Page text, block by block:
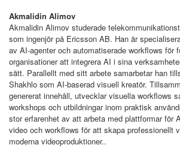
Akmalidin Alimov
Akmalidin Alimov studerade
som ingenjör på Ericsson AB. Han är
av AI-agenter och automatiserade workflows för
organisationer att integrera AI i sina
sätt. Parallellt med sitt arbete samarbetar han
Shakhlo som AI-baserad visuell kreatör.
genererat innehåll, utvecklar visuella workflows
workshops och utbildningar inom praktisk
stor erfarenhet av att arbeta med plattformar för
video och workflows för att skapa professionellt
moderna videoproduktioner..